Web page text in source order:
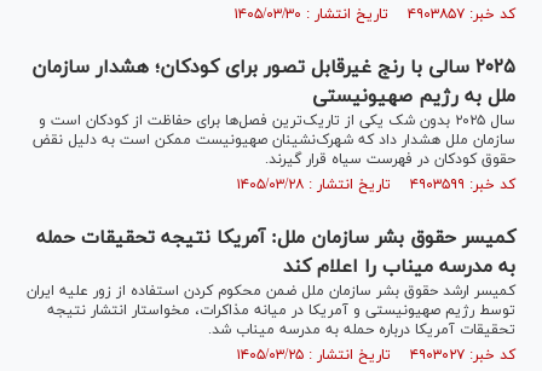
کد خبر: ۴۹۰۳۸۵۷ تاریخ انتشار : ۱۴۰۵/۰۳/۳۰
۲۰۲۵ سالی با رنج غیرقابل تصور برای کودکان؛ هشدار سازمان
ملل به رژیم صهیونیستی
سال ۲۰۲۵ بدون شک یکی از تاریک‌ترین فصل‌ها برای حفاظت از کودکان است و
سازمان ملل هشدار داد که شهرک‌نشینان صهیونیست ممکن است به دلیل نقض
حقوق کودکان در فهرست سیاه قرار گیرند.
کد خبر: ۴۹۰۳۵۹۹ تاریخ انتشار : ۱۴۰۵/۰۳/۲۸
کمیسر حقوق بشر سازمان ملل: آمریکا نتیجه تحقیقات حمله
به مدرسه میناب را اعلام کند
کمیسر ارشد حقوق بشر سازمان ملل ضمن محکوم کردن استفاده از زور علیه ایران
توسط رژیم صهیونیستی و آمریکا در میانه مذاکرات، مخواستار انتشار نتیجه
تحقیقات آمریکا درباره حمله به مدرسه میناب شد.
کد خبر: ۴۹۰۳۰۲۷ تاریخ انتشار : ۱۴۰۵/۰۳/۲۵